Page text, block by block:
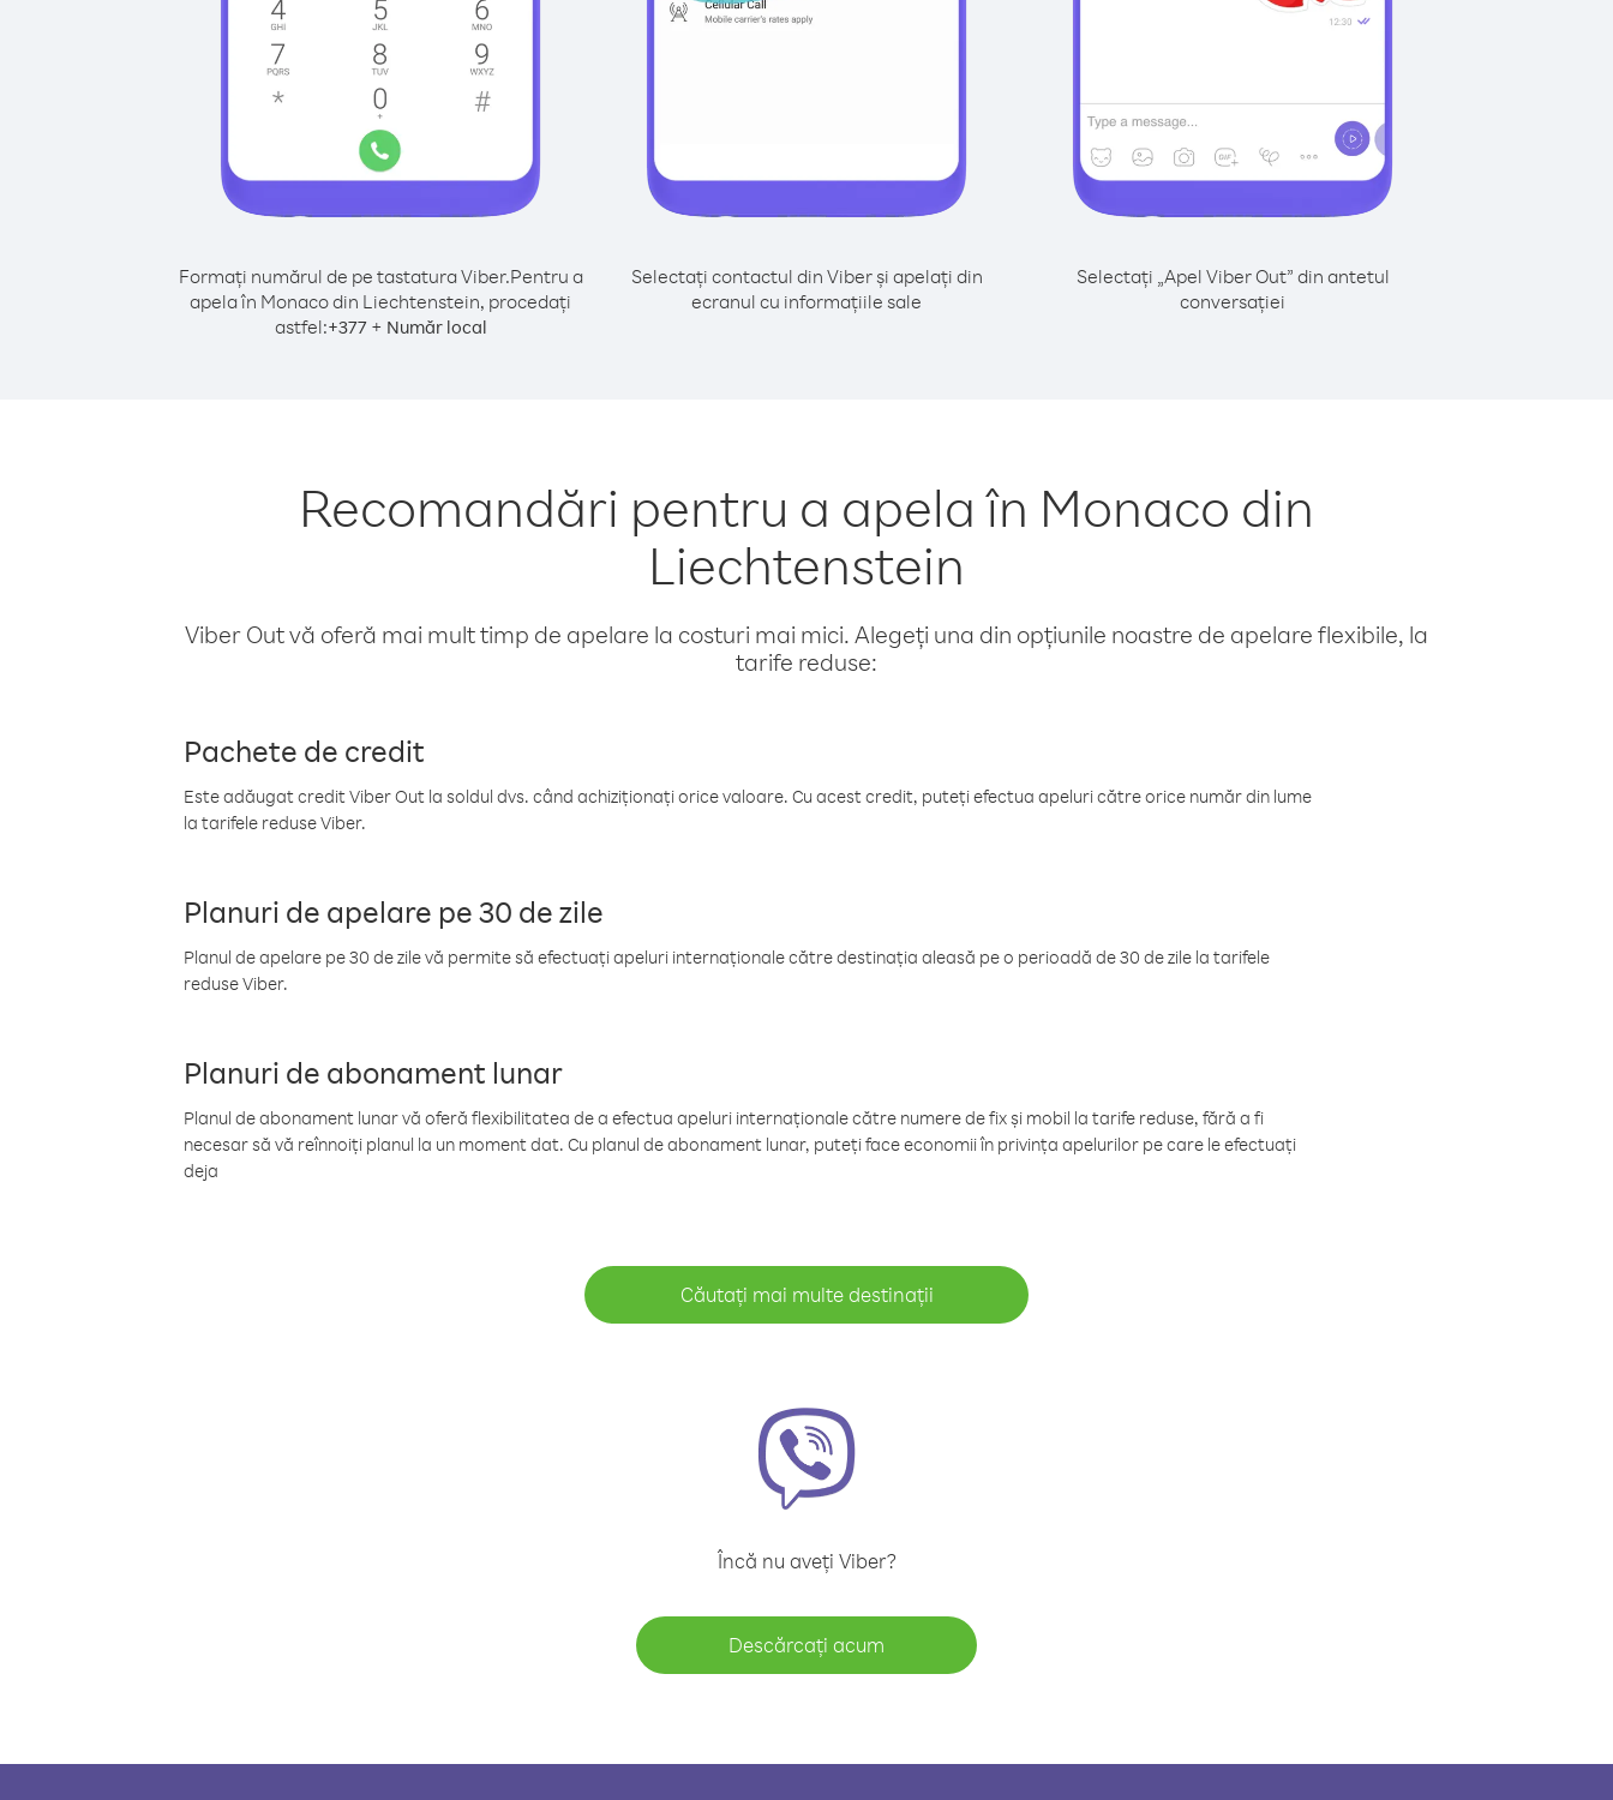
Formați numărul de pe tastatura Viber.Pentru a
apela în Monaco din Liechtenstein, procedați
astfel:+377+ Număr local
Selectați contactul din Viber și apelați din
ecranul cu informațiile sale
Selectați „Apel Viber Out” din antetul
conversației
Recomandări pentru a apela în Monaco din
Liechtenstein
Viber Out vă oferă mai mult timp de apelare la costuri mai mici. Alegeți una din opțiunile noastre de apelare flexibile, la
tarife reduse:
Pachete de credit
Este adăugat credit Viber Out la soldul dvs. când achiziționați orice valoare. Cu acest credit, puteți efectua apeluri către orice număr din lume
la tarifele reduse Viber.
Planuri de apelare pe 30 de zile
Planul de apelare pe 30 de zile vă permite să efectuați apeluri internaționale către destinația aleasă pe o perioadă de 30 de zile la tarifele
reduse Viber.
Planuri de abonament lunar
Planul de abonament lunar vă oferă flexibilitatea de a efectua apeluri internaționale către numere de fix și mobil la tarife reduse, fără a fi
necesar să vă reînnoiți planul la un moment dat. Cu planul de abonament lunar, puteți face economii în privința apelurilor pe care le efectuați
deja
Căutați mai multe destinații
Încă nu aveți Viber?
Descărcați acum